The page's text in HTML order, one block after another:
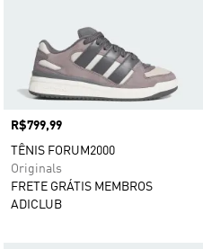
Preço
R$799,99
TÊNIS FORUM2000
Originals
FRETE GRÁTIS MEMBROS
ADICLUB